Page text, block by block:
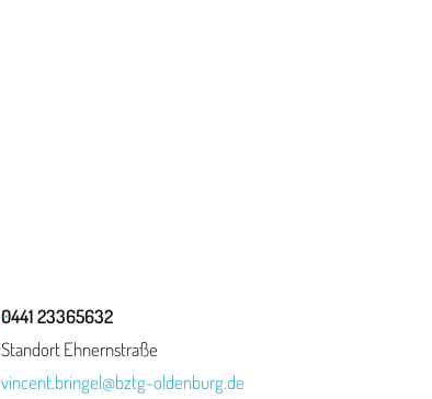
0441 23365632
Standort Ehnernstraße
vincent.bringel@bztg-oldenburg.de